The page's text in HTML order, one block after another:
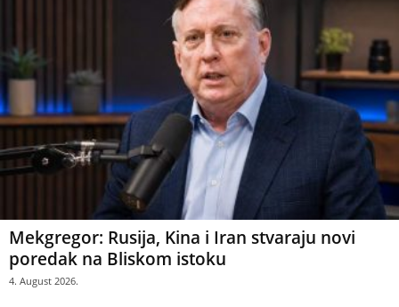
Mekgregor: Rusija, Kina i Iran stvaraju novi
poredak na Bliskom istoku
4. August 2026.